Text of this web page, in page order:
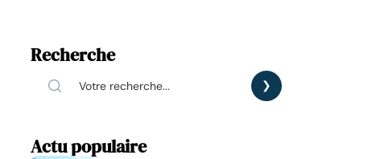
Recherche
Actu populaire